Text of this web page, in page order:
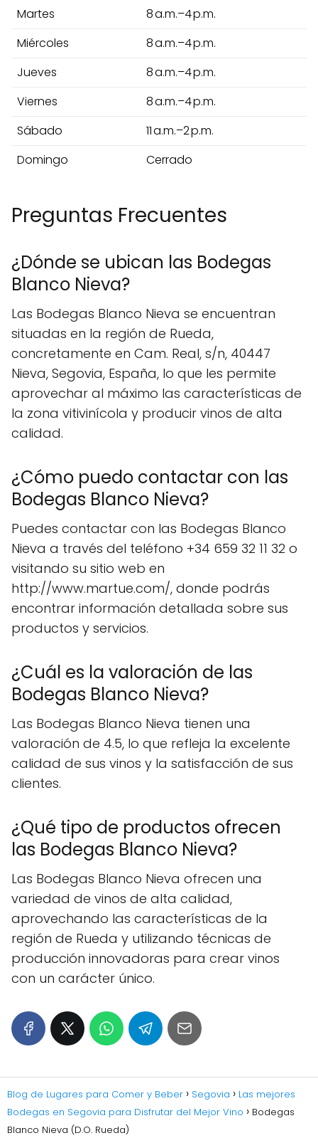
Martes
8 a.m.–4 p.m.
Miércoles
8 a.m.–4 p.m.
Jueves
8 a.m.–4 p.m.
Viernes
8 a.m.–4 p.m.
Sábado
11 a.m.–2 p.m.
Domingo
Cerrado
Preguntas Frecuentes
¿Dónde se ubican las Bodegas
Blanco Nieva?
Las Bodegas Blanco Nieva se encuentran
situadas en la región de Rueda,
concretamente en Cam. Real, s/n, 40447
Nieva, Segovia, España, lo que les permite
aprovechar al máximo las características de
la zona vitivinícola y producir vinos de alta
calidad.
¿Cómo puedo contactar con las
Bodegas Blanco Nieva?
Puedes contactar con las Bodegas Blanco
Nieva a través del teléfono +34 659 32 11 32 o
visitando su sitio web en
http://www.martue.com/, donde podrás
encontrar información detallada sobre sus
productos y servicios.
¿Cuál es la valoración de las
Bodegas Blanco Nieva?
Las Bodegas Blanco Nieva tienen una
valoración de 4.5, lo que refleja la excelente
calidad de sus vinos y la satisfacción de sus
clientes.
¿Qué tipo de productos ofrecen
las Bodegas Blanco Nieva?
Las Bodegas Blanco Nieva ofrecen una
variedad de vinos de alta calidad,
aprovechando las características de la
región de Rueda y utilizando técnicas de
producción innovadoras para crear vinos
con un carácter único.
Blog de Lugares para Comer y Beber Segovia
Las mejores
Bodegas en Segovia para Disfrutar del Mejor Vino
Bodegas
Blanco Nieva (D.O. Rueda)